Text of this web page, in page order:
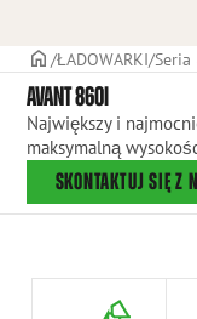
STRONA TYTUŁOWA
ŁADOWARKI Seria
AVANT 860I
Największy i
maksymalną
SKONTAKTUJ SIĘ Z